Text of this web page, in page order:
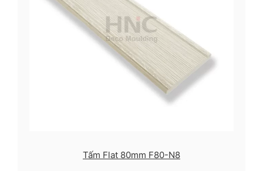
Tấm Flat 80mm F80-N8